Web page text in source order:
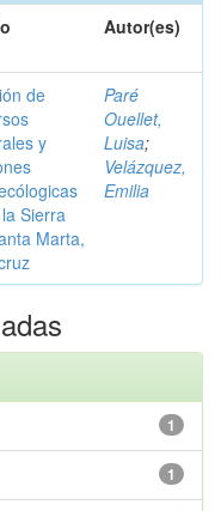
Autor(es)
de
y
Sierra
Marta,
Paré
Ouellet,
Luisa;
Velázquez,
Emilia
1
1